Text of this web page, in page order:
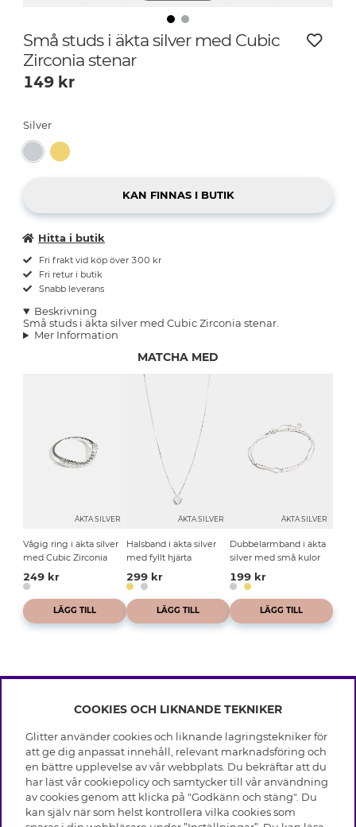
Små studs i äkta silver med Cubic
Zirconia stenar
149 kr
Silver
Hitta i butik
Fri frakt vid köp över 300 kr
Fri retur i butik
Snabb leverans
Beskrivning
Små studs i äkta silver med Cubic Zirconia stenar.
Mer Information
MATCHA MED
ÄKTA SILVER
Vågig ring i äkta silver
med Cubic Zirconia
249 kr
LÄGG TILL
ÄKTA SILVER
Halsband i äkta silver
med fyllt hjärta
299 kr
LÄGG TILL
ÄKTA SILVER
Dubbelarmband i äkta
silver med små kulor
199 kr
LÄGG TILL
INFO
Leverans
Villkor
Integritetspolicy
Cookies
Medlemsvillkor
OM GLITTER
Black Friday
Våra butiker
Varumärken
HJÄLP
COOKIES OCH LIKNANDE TEKNIKER
Glitter använder cookies och liknande lagringstekniker för
att ge dig anpassat innehåll, relevant marknadsföring och
en bättre upplevelse av vår webbplats. Du bekräftar att du
har läst vår cookiepolicy och samtycker till vår användning
av cookies genom att klicka på "Godkänn och stäng". Du
kan själv när som helst kontrollera vilka cookies som